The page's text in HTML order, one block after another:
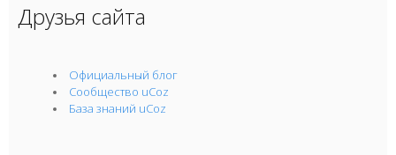
Друзья сайта
Официальный блог
Сообщество uCoz
База знаний uCoz